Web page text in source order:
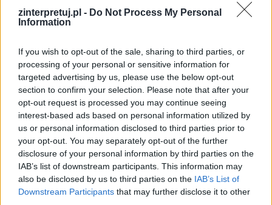
zinterpretuj.pl - Do Not Process My Personal
Information
If you wish to opt-out of the sale, sharing to third parties, or
processing of your personal or sensitive information for
targeted advertising by us, please use the below opt-out
section to confirm your selection. Please note that after your
opt-out request is processed you may continue seeing
interest-based ads based on personal information utilized by
us or personal information disclosed to third parties prior to
your opt-out. You may separately opt-out of the further
disclosure of your personal information by third parties on the
IAB’s list of downstream participants. This information may
also be disclosed by us to third parties on the IAB’s List of
Downstream Participants that may further disclose it to other